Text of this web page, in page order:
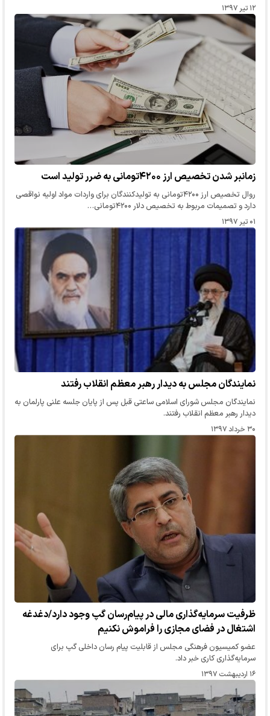
۱۲ تیر ۱۳۹۷
زمانبر شدن تخصیص ارز ۴۲۰۰تومانی به ضرر تولید است
روال تخصیص ارز ۴۲۰۰تومانی به تولیدکنندگان برای واردات مواد اولیه نواقصی
دارد و تصمیمات مربوط به تخصیص دلار ۴۲۰۰تومانی…
۰۱ تیر ۱۳۹۷
نمایندگان مجلس به دیدار رهبر معظم انقلاب رفتند
نمایندگان مجلس شورای اسلامی ساعتی قبل پس از پایان جلسه علنی پارلمان به
دیدار رهبر معظم انقلاب رفتند.
۳۰ خرداد ۱۳۹۷
ظرفیت سرمایه‎گذاری مالی در پیام‎رسان گپ وجود دارد/دغدغه
اشتغال در فضای مجازی را فراموش نکنیم
عضو کمیسیون فرهنگی مجلس از قابلیت‎ پیام رسان داخلی گپ برای
سرمایه‌گذاری کاری خبر داد.
۱۶ اردیبهشت ۱۳۹۷